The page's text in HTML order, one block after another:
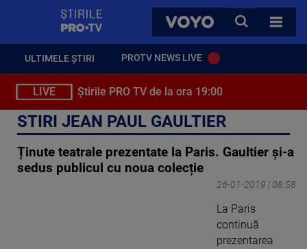
VOYO
CAUTA
TOATE
ULTIMELE ȘTIRI PROTV NEWS LIVE
LIVE Știrile PRO TV de la ora 19:00
STIRI JEAN PAUL GAULTIER
Ținute teatrale prezentate la Paris. Gaultier și-a
sedus publicul cu noua colecție
26-01-2019 | 08:58
La Paris
continuă
prezentarea